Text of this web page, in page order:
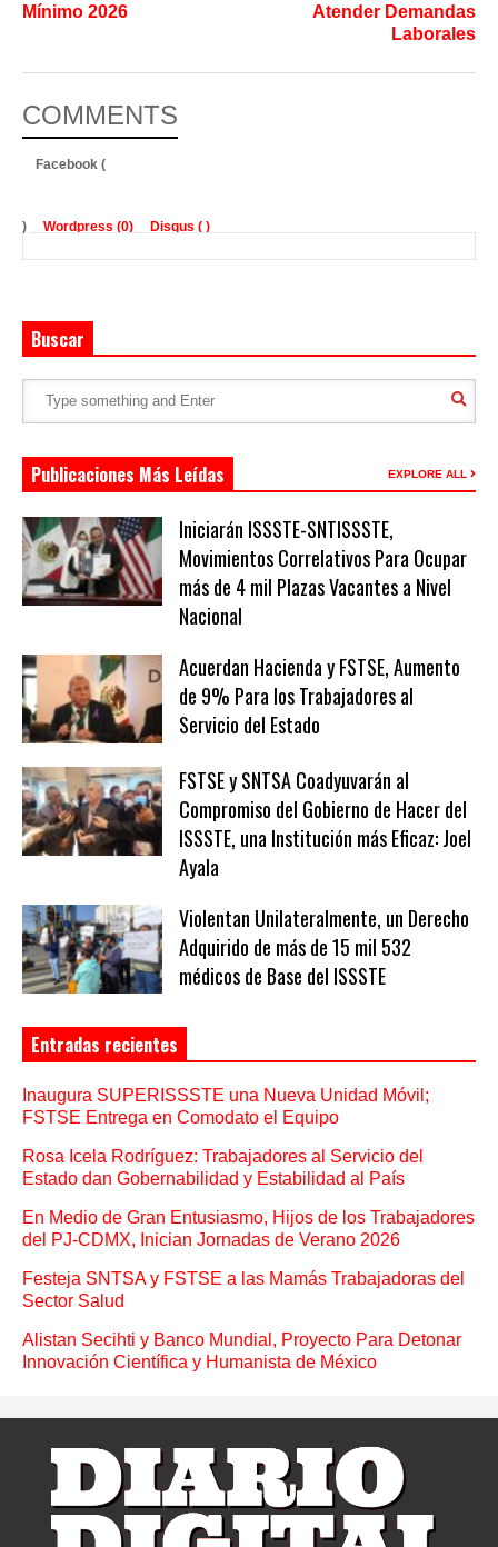
Mínimo 2026
Atender Demandas
Laborales
COMMENTS
Facebook (
) Wordpress (0) Disqus ( )
Buscar
Publicaciones Más Leídas EXPLORE ALL
Iniciarán ISSSTE-SNTISSSTE,
Movimientos Correlativos Para Ocupar
más de 4 mil Plazas Vacantes a Nivel
Nacional
Acuerdan Hacienda y FSTSE, Aumento
de 9% Para los Trabajadores al
Servicio del Estado
FSTSE y SNTSA Coadyuvarán al
Compromiso del Gobierno de Hacer del
ISSSTE, una Institución más Eficaz: Joel
Ayala
Violentan Unilateralmente, un Derecho
Adquirido de más de 15 mil 532
médicos de Base del ISSSTE
Entradas recientes
Inaugura SUPERISSSTE una Nueva Unidad Móvil;
FSTSE Entrega en Comodato el Equipo
Rosa Icela Rodríguez: Trabajadores al Servicio del
Estado dan Gobernabilidad y Estabilidad al País
En Medio de Gran Entusiasmo, Hijos de los Trabajadores
del PJ-CDMX, Inician Jornadas de Verano 2026
Festeja SNTSA y FSTSE a las Mamás Trabajadoras del
Sector Salud
Alistan Secihti y Banco Mundial, Proyecto Para Detonar
Innovación Científica y Humanista de México